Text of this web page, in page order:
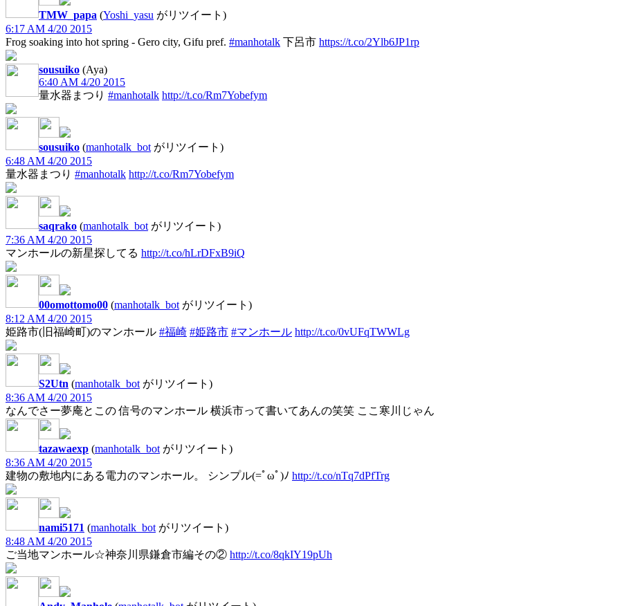
TMW_papa (Yoshi_yasu がリツイート)
6:17 AM 4/20 2015
Frog soaking into hot spring - Gero city, Gifu pref. #manhotalk 下呂市 https://t.co/2Ylb6JP1rp
sousuiko (Aya)
6:40 AM 4/20 2015
量水器まつり #manhotalk http://t.co/Rm7Yobefym
sousuiko (manhotalk_bot がリツイート)
6:48 AM 4/20 2015
量水器まつり #manhotalk http://t.co/Rm7Yobefym
saqrako (manhotalk_bot がリツイート)
7:36 AM 4/20 2015
マンホールの新星探してる http://t.co/hLrDFxB9iQ
00omottomo00 (manhotalk_bot がリツイート)
8:12 AM 4/20 2015
姫路市(旧福崎町)のマンホール #福崎 #姫路市 #マンホール http://t.co/0vUFqTWWLg
S2Utn (manhotalk_bot がリツイート)
8:36 AM 4/20 2015
なんでさー夢庵とこの 信号のマンホール 横浜市って書いてあんの笑笑 ここ寒川じゃん
tazawaexp (manhotalk_bot がリツイート)
8:36 AM 4/20 2015
建物の敷地内にある電力のマンホール。 シンプル(=ﾟωﾟ)ﾉ http://t.co/nTq7dPfTrg
nami5171 (manhotalk_bot がリツイート)
8:48 AM 4/20 2015
ご当地マンホール☆神奈川県鎌倉市編その② http://t.co/8qkIY19pUh